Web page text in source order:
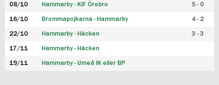
08/10 Hammarby - KIF Örebro 5 - 0
16/10 Brommapojkarna - Hammarby 4 - 2
22/10 Hammarby - Häcken 3 - 3
17/11 Hammarby - Häcken
19/11 Hammarby - Umeå IK eller BP